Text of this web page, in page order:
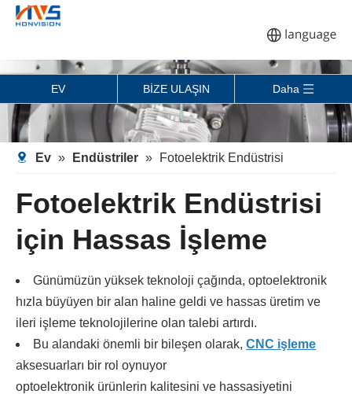
EV BİZE ULAŞIN Daha
Ev » Endüstriler » Fotoelektrik Endüstrisi
Fotoelektrik Endüstrisi
için Hassas İşleme
Günümüzün yüksek teknoloji çağında, optoelektronik
hızla büyüyen bir alan haline geldi ve hassas üretim ve
ileri işleme teknolojilerine olan talebi artırdı.
Bu alandaki önemli bir bileşen olarak, CNC işleme
aksesuarları bir rol oynuyor
optoelektronik ürünlerin kalitesini ve hassasiyetini